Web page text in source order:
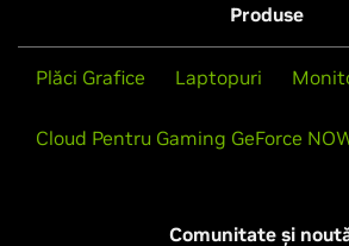
Produse
Plăci Grafice Laptopuri
Cloud Pentru Gaming GeForce
Comunitate și